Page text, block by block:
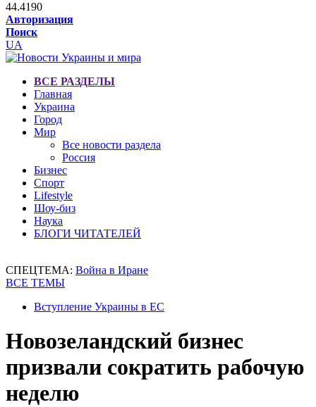
44.4190
Авторизация
Поиск
UA
ВСЕ РАЗДЕЛЫ
Главная
Украина
Город
Мир
Все новости раздела
Россия
Бизнес
Спорт
Lifestyle
Шоу-биз
Наука
БЛОГИ ЧИТАТЕЛЕЙ
СПЕЦТЕМА: Война в Иране
ВСЕ ТЕМЫ
Вступление Украины в ЕС
Новозеландский бизнес
призвали сократить рабочую
неделю